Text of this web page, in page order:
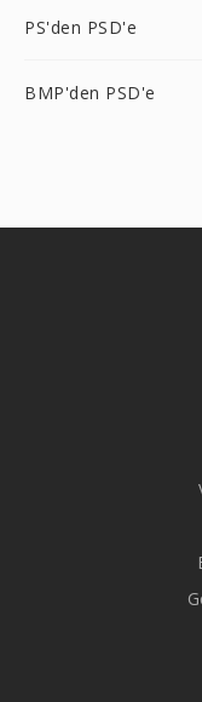
PS'den PSD'e
BMP'den PSD'e